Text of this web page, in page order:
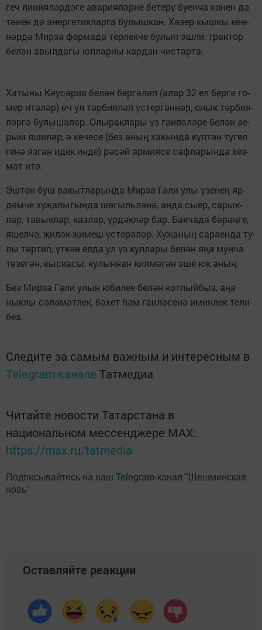
геч ли­ни­я­ләр­дә­ге ава­ри­я­ләр­не бе­те­рү бу­ен­ча кө­нен дә,
тө­нен дә энер­ге­тик­лар­га бу­лыш­кан. Хә­зер кыш­кы көн­
нәр­дә Мир­за фер­ма­да тер­лек­че бу­лып эш­ли, трак­тор
бе­лән авыл­да­гы юл­лар­ны кар­дан чис­тар­та.
Ха­ты­ны Кәү­сә­рия бе­лән бер­гә­ләп (алар 32 ел бер­гә го­
мер итә­ләр) өч ул тәр­би­я­ләп үс­тер­гән­нәр, онык тәр­би­я­
ләр­гә бу­лы­ша­лар. Олы­рак­ла­ры үз га­и­лә­лә­ре бе­лән ае­
рым яши­ләр, ә ке­че­се (без аның ха­кын­да күп­тән тү­гел
ге­нә яз­ган идек ин­де) рә­сәй ар­ми­я­се саф­ла­рын­да хез­
мәт итә.
Эш­тән буш ва­кыт­ла­рын­да Мир­за Гали улы үзе­нең яр­
дәм­че ху­җа­лы­гын­да шө­гыль­лә­нә, ан­да сы­ер, са­рык­
лар, та­вык­лар, каз­лар, үр­дәк­ләр бар. Бак­ча­да бә­рәң­ге,
яшел­чә, җи­ләк-җи­меш үс­те­рә­ләр. Ху­җа­ның са­ра­ен­да ту­
лы тәр­тип, үт­кән ел­да ул үз кул­ла­ры бе­лән яңа мун­ча
тө­зе­гән, кыс­ка­сы, ку­лын­нан кил­мә­гән эше юк аның.
Без Мир­за Га­ли улын юби­лее бе­лән кот­лый­быз, аңа
нык­лы сә­ла­мәт­лек, бә­хет һәм га­и­лә­се­нә имин­лек те­ли­
без.
Следите за самым важным и интересным в
Telegram-канале Татмедиа
Читайте новости Татарстана в
национальном мессенджере MАХ:
https://max.ru/tatmedia
Подписывайтесь на наш Telegram-канал "Шешминская
новь"
Оставляйте реакции